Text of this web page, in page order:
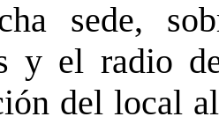
sede,
y el radio
del local